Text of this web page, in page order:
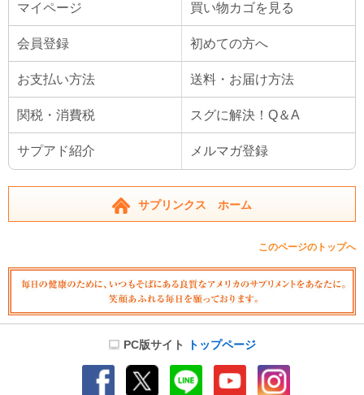
マイページ 買い物カゴを見る
会員登録 初めての方へ
お支払い方法 送料・お届け方法
関税・消費税 スグに解決！Q＆A
サプアド紹介 メルマガ登録
サプリンクス ホーム
このページのトップへ
PC版サイト トップページ